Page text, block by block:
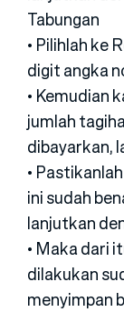
Tabungan
• Pilihlah ke
digit angka
• Kemudian
jumlah
dibayarkan,
•
ini sudah
lanjutkan
• Maka dari
dilakukan
menyimpan